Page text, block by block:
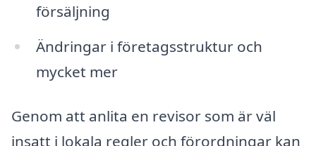
försäljning
Ändringar i företagsstruktur och
mycket mer
Genom att anlita en revisor som är väl
insatt i lokala regler och förordningar kan